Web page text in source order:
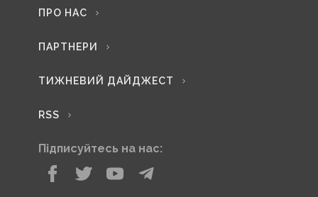
ПРО НАС
ПАРТНЕРИ
ТИЖНЕВИЙ ДАЙДЖЕСТ
RSS
Підписуйтесь на нас: